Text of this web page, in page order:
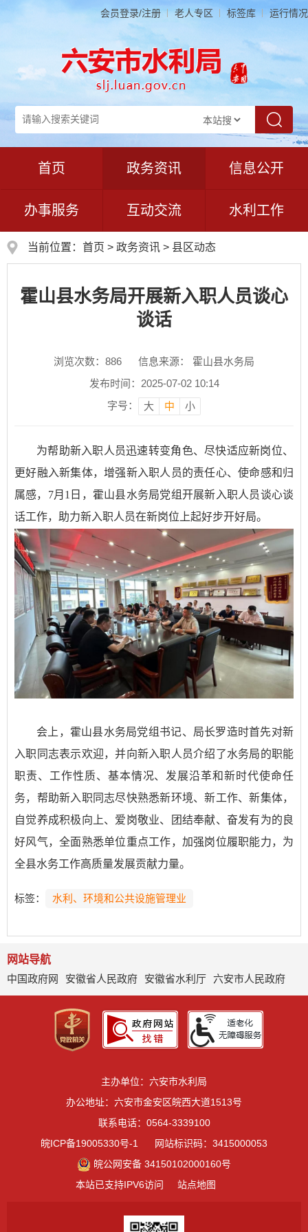
会员登录/注册 老人专区 标签库 运行情况
首页 政务资讯 信息公开
办事服务 互动交流 水利工作
当前位置： 首页 > 政务资讯 > 县区动态
霍山县水务局开展新入职人员谈心
谈话
浏览次数： 886
信息来源： 霍山县水务局
发布时间：2025-07-02 10:14
字号：
大 中 小
为帮助新入职人员迅速转变角色、尽快适应新岗位、
更好融入新集体，增强新入职人员的责任心、使命感和归
属感， 7月1日，霍山县水务局党组开展新入职人员谈心谈
话工作，助力新入职人员在新岗位上起好步开好局。
会上，霍山县水务局党组书记、局长罗造时首先对新
入职同志表示欢迎，并向新入职人员介绍了水务局的职能
职责、工作性质、基本情况、发展沿革和新时代使命任
务，帮助新入职同志尽快熟悉新环境、新工作、新集体，
自觉养成积极向上、爱岗敬业、团结奉献、奋发有为的良
好风气，全面熟悉单位重点工作，加强岗位履职能力，为
全县水务工作高质量发展贡献力量。
标签： 水利、环境和公共设施管理业
网站导航
中国政府网
安徽省人民政府 安徽省水利厅 六安市人民政府
主办单位：六安市水利局
办公地址：六安市金安区皖西大道1513号
联系电话：0564-3339100
皖ICP备19005330号-1
网站标识码：3415000053
皖公网安备 34150102000160号
本站已支持IPV6访问
站点地图